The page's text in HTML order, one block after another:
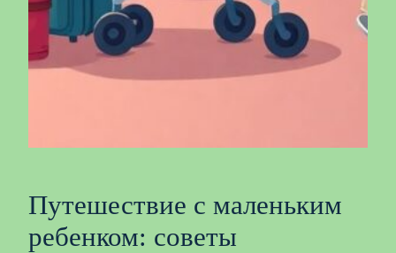
Путешествие с маленьким
ребенком: советы